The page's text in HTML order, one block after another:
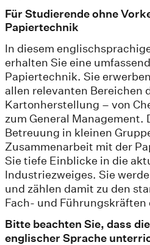
Für Studierende ohne
Papiertechnik
In diesem
erhalten Sie eine
Papiertechnik. Sie
allen relevanten Bereichen
Kartonherstellung – von
zum General Management.
Betreuung in kleinen
Zusammenarbeit mit der
Sie tiefe Einblicke in die
Industriezweiges. Sie
und zählen damit zu den
Fach- und Führungskräften
Bitte beachten Sie, dass
englischer Sprache